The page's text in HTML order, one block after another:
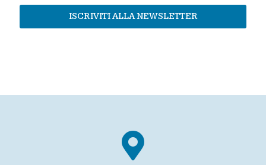
ISCRIVITI ALLA NEWSLETTER